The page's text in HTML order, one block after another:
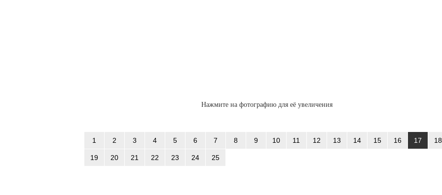
Нажмите на фотографию для её увеличения
1 2 3 4 5 6 7 8 9 10 11 12 13 14 15 16 17 18
19 20 21 22 23 24 25